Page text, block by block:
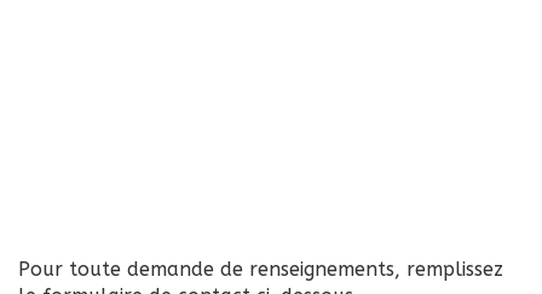
Pour toute demande de renseignements, remplissez